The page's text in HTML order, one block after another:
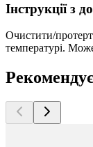
Інструкції з
Очистити/
температурі.